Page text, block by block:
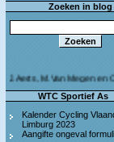
Zoeken in blog
Megen en C.Leeman
WTC Sportief As
Kalender Cycling
Limburg 2023
Aangifte ongeval